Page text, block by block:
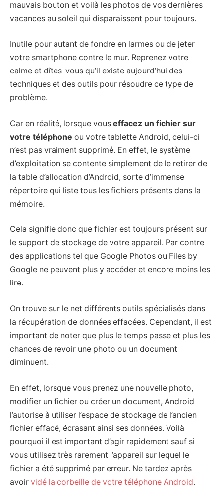
mauvais bouton et voilà les photos de vos dernières
vacances au soleil qui disparaissent pour toujours.
Inutile pour autant de fondre en larmes ou de jeter
votre smartphone contre le mur. Reprenez votre
calme et dîtes-vous qu’il existe aujourd’hui des
techniques et des outils pour résoudre ce type de
problème.
Car en réalité, lorsque vous effacez un fichier sur
votre téléphone ou votre tablette Android, celui-ci
n’est pas vraiment supprimé. En effet, le système
d’exploitation se contente simplement de le retirer de
la table d’allocation d’Android, sorte d’immense
répertoire qui liste tous les fichiers présents dans la
mémoire.
Cela signifie donc que fichier est toujours présent sur
le support de stockage de votre appareil. Par contre
des applications tel que Google Photos ou Files by
Google ne peuvent plus y accéder et encore moins les
lire.
On trouve sur le net différents outils spécialisés dans
la récupération de données effacées. Cependant, il est
important de noter que plus le temps passe et plus les
chances de revoir une photo ou un document
diminuent.
En effet, lorsque vous prenez une nouvelle photo,
modifier un fichier ou créer un document, Android
l’autorise à utiliser l’espace de stockage de l’ancien
fichier effacé, écrasant ainsi ses données. Voilà
pourquoi il est important d’agir rapidement sauf si
vous utilisez très rarement l’appareil sur lequel le
fichier a été supprimé par erreur. Ne tardez après
avoir vidé la corbeille de votre téléphone Android.